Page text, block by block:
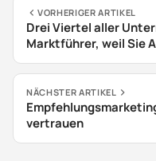
VORHERIGER ARTIKEL
Drei Viertel aller
Marktführer, weil Sie
NÄCHSTER ARTIKEL
vertrauen